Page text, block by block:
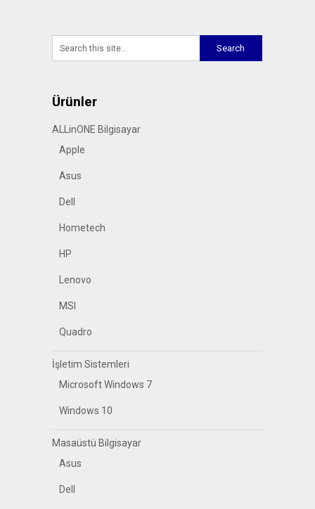
Ürünler
ALLinONE Bilgisayar
Apple
Asus
Dell
Hometech
HP
Lenovo
MSI
Quadro
İşletim Sistemleri
Microsoft Windows 7
Windows 10
Masaüstü Bilgisayar
Asus
Dell